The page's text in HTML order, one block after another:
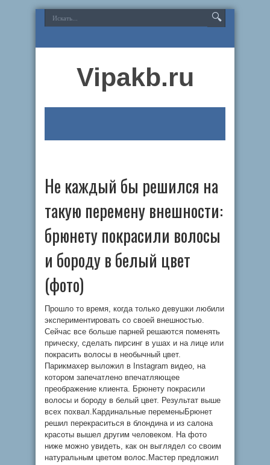
Vipakb.ru
Не каждый бы решился на
такую перемену внешности:
брюнету покрасили волосы
и бороду в белый цвет
(фото)
Прошло то время, когда только девушки любили
экспериментировать со своей внешностью.
Сейчас все больше парней решаются поменять
прическу, сделать пирсинг в ушах и на лице или
покрасить волосы в необычный цвет.
Парикмахер выложил в Instagram видео, на
котором запечатлено впечатляющее
преображение клиента. Брюнету покрасили
волосы и бороду в белый цвет. Результат выше
всех похвал.Кардинальные переменыБрюнет
решил перекраситься в блондина и из салона
красоты вышел другим человеком. На фото
ниже можно увидеть, как он выглядел со своим
натуральным цветом волос.Мастер предложил